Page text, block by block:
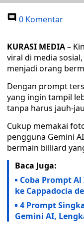
0 Komentar
KURASI MEDIA–
viral di media
menjadi orang
Dengan prompt
yang ingin tampil
tanpa harus jauh-
Cukup memakai
pengguna Gemini
bermain billiard
Baca Juga:
Coba Prompt
ke Cappadocia
4 Prompt
Gemini AI,